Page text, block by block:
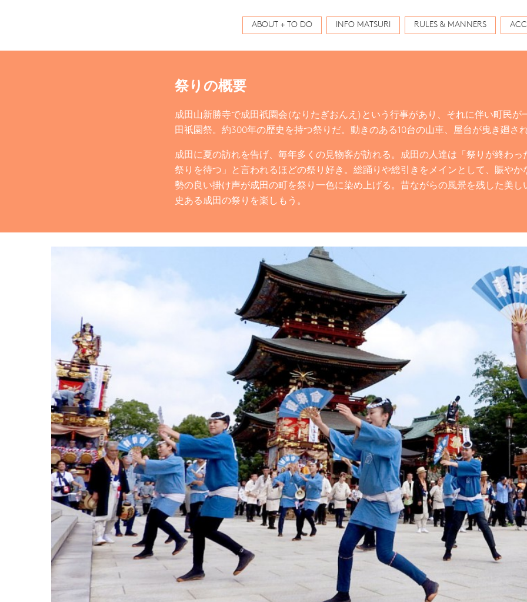
ABOUT + TO DO INFO MATSURI RULES & MANNERS
祭りの概要
成田山新勝寺で成田祇園会(なりたぎおんえ)という行事があり、それに伴い町民が
田祇園祭。約300年の歴史を持つ祭りだ。動きのある10台の山車、屋台が曳き廻さ
成田に夏の訪れを告げ、毎年多くの見物客が訪れる。成田の人達は「祭りが終わっ
祭りを待つ」と言われるほどの祭り好き。総踊りや総引きをメインとして、賑やか
勢の良い掛け声が成田の町を祭り一色に染め上げる。昔ながらの風景を残した美し
史ある成田の祭りを楽しもう。